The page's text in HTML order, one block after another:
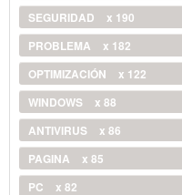
SEGURIDAD
x 190
PROBLEMA
x 182
OPTIMIZACIÓN
x 122
WINDOWS
x 88
ANTIVIRUS
x 86
PAGINA
x 85
PC
x 82